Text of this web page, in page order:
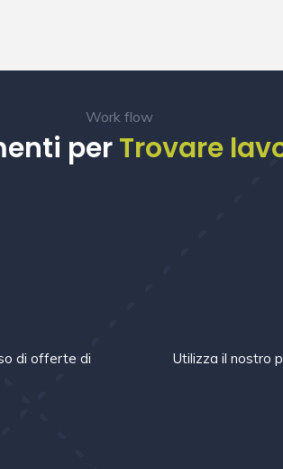
Work flow
perTrovare
di offerte di
Utilizza il nostro